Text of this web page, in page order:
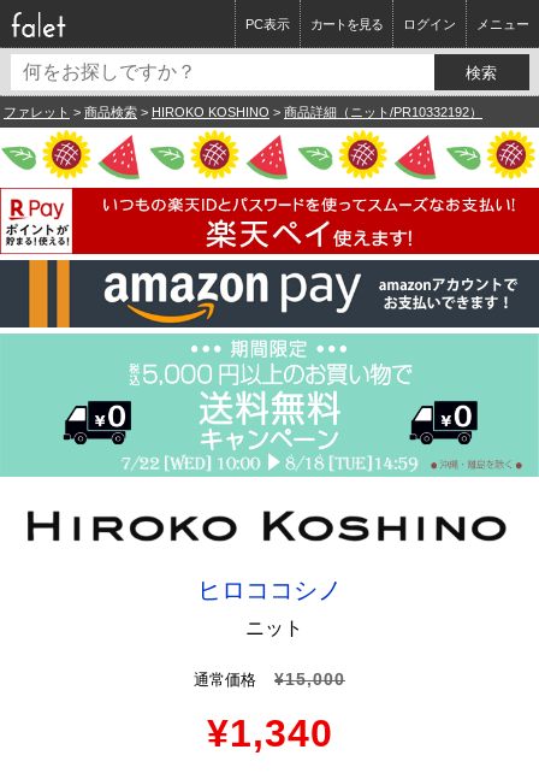
ログイン メニュー
カートを見る
PC表示
ファレット > 商品検索 > HIROKO KOSHINO > 商品詳細（ニット/PR10332192）
ヒロココシノ
ニット
通常価格 ¥15,000
¥1,340